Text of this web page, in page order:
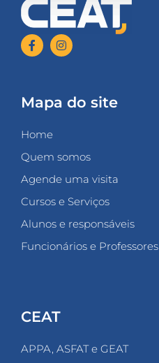
Mapa do site
Home
Quem somos
Agende uma visita
Cursos e Serviços
Alunos e responsáveis
Funcionários e Professores
CEAT
APPA, ASFAT e GEAT